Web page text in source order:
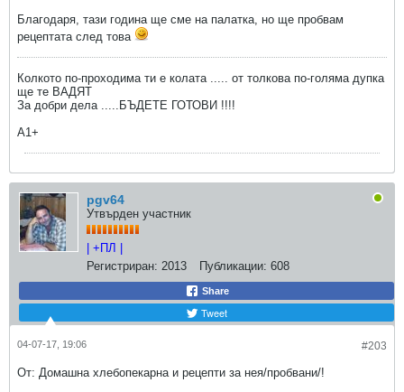
Благодаря, тази година ще сме на палатка, но ще пробвам
рецептата след това
Колкото по-проходима ти е колата ..... от толкова по-голяма дупка
ще те ВАДЯТ
За добри дела .....БЪДЕТЕ ГОТОВИ !!!!
A1+
pgv64
Утвърден участник
| +ПЛ |
Регистриран: 2013 Публикации: 608
Share
Tweet
#203
04-07-17, 19:06
От: Домашна хлебопекарна и рецепти за нея/пробвани/!